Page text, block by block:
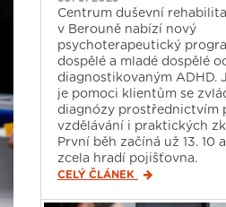
Centrum duševní
v Berouně nabízí nový
psychoterapeutický
dospělé a mladé dospělé
diagnostikovaným ADHD.
je pomoci klientům se
diagnózy prostřednictvím
vzdělávání i praktických
První běh začíná už 13. 10
zcela hradí pojišťovna.
CELÝ ČLÁNEK